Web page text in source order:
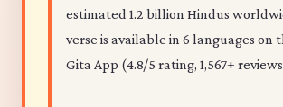
estimated 1.2 billion Hindus
verse is available in 6 languages on
Gita App (4.8/5 rating, 1,567+